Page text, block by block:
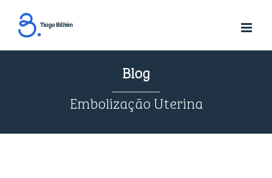
content
Blog
Embolização Uterina